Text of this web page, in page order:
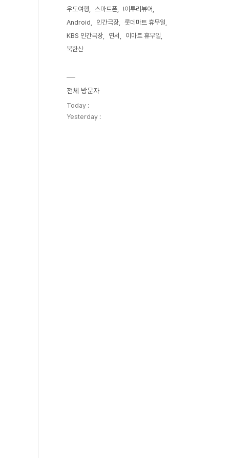
우도여행
스마트폰
!이투리뷰어
Android
인간극장
롯데마트 휴무일
KBS 인간극장
연서
이마트 휴무일
북한산
전체 방문자
Today :
Yesterday :